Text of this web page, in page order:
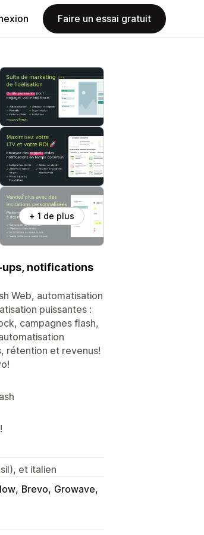
Faire un essai gratuit
+ 1 de plus
ups, notifications
Web, automatisation
puissantes :
campagnes flash,
rétention et revenus!
et italien
Brevo Growave